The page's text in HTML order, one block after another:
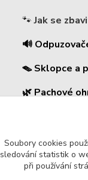
🐾Jak se
🔊
🪤 Sklopce a
🌿 Pachové
Elektrické
🏠 Pro dům a
Soubory cookies
sledování statistik o
při používání